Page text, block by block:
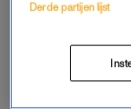
Derde partijen lijst